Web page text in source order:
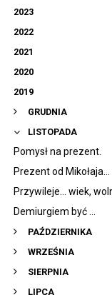
2023
2022
2021
2020
2019
GRUDNIA
LISTOPADA
Pomysł na prezent.
Prezent od Mikołaja...
Przywileje... wiek,
Demiurgiem być ...
PAŹDZIERNIKA
WRZEŚNIA
SIERPNIA
LIPCA